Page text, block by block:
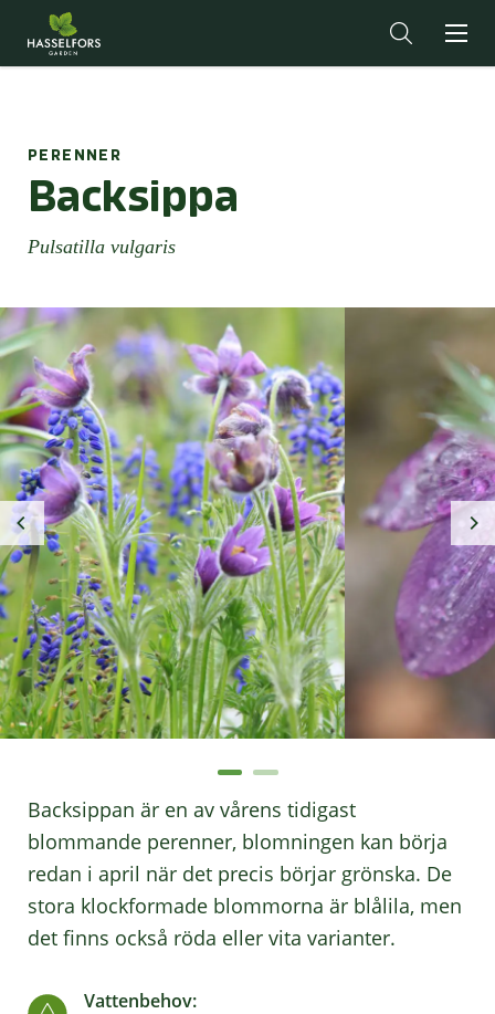
PERENNER
Backsippa
Pulsatilla vulgaris
Backsippan är en av vårens tidigast
blommande perenner, blomningen kan börja
redan i april när det precis börjar grönska. De
stora klockformade blommorna är blålila, men
det finns också röda eller vita varianter.
Vattenbehov: